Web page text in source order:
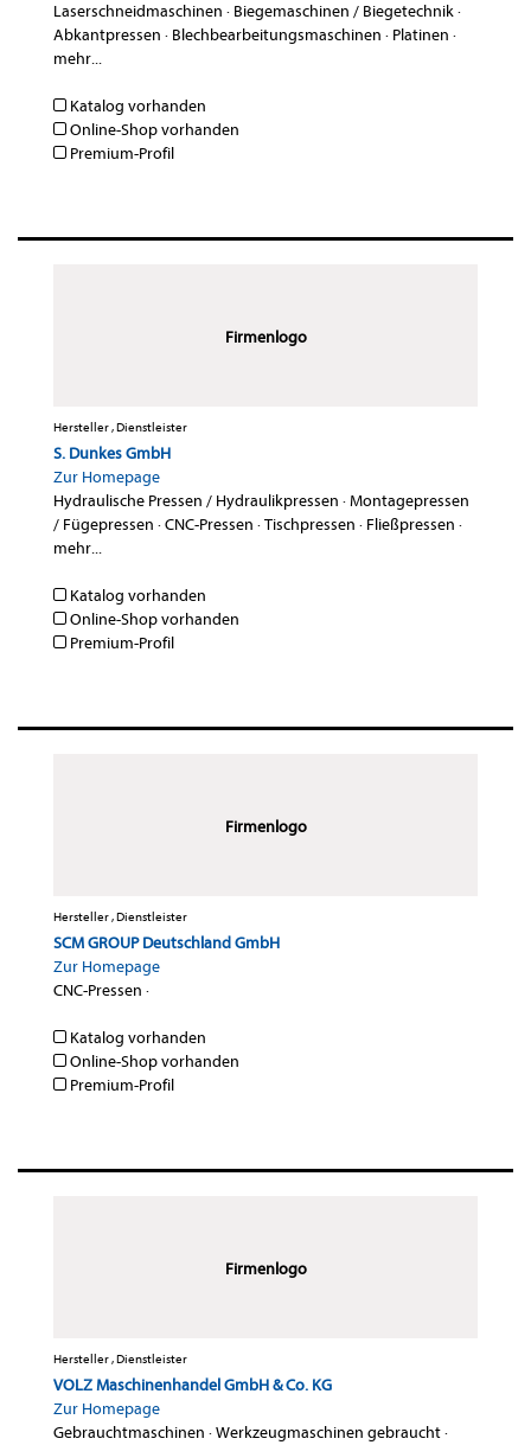
Laserschneidmaschinen · Biegemaschinen / Biegetechnik·
Abkantpressen · Blechbearbeitungsmaschinen · Platinen ·
mehr...
Katalog vorhanden
Online-Shop vorhanden
Premium-Profil
Firmenlogo
Hersteller , Dienstleister
S. Dunkes GmbH
Zur Homepage
Hydraulische Pressen / Hydraulikpressen ·Montagepressen
/ Fügepressen ·CNC-Pressen ·Tischpressen · Fließpressen ·
mehr...
Katalog vorhanden
Online-Shop vorhanden
Premium-Profil
Firmenlogo
Hersteller , Dienstleister
SCM GROUP Deutschland GmbH
Zur Homepage
CNC-Pressen ·
Katalog vorhanden
Online-Shop vorhanden
Premium-Profil
Firmenlogo
Hersteller , Dienstleister
VOLZ Maschinenhandel GmbH & Co. KG
Zur Homepage
Gebrauchtmaschinen ·Werkzeugmaschinen gebraucht·